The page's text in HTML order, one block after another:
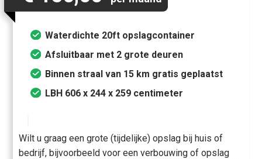
Waterdichte 20ft opslagcontainer
Afsluitbaar met 2 grote deuren
Binnen straal van 15 km gratis geplaatst
LBH 606 x 244 x 259 centimeter
Wilt u graag een grote (tijdelijke) opslag bij huis of
bedrijf, bijvoorbeeld voor een verbouwing of opslag